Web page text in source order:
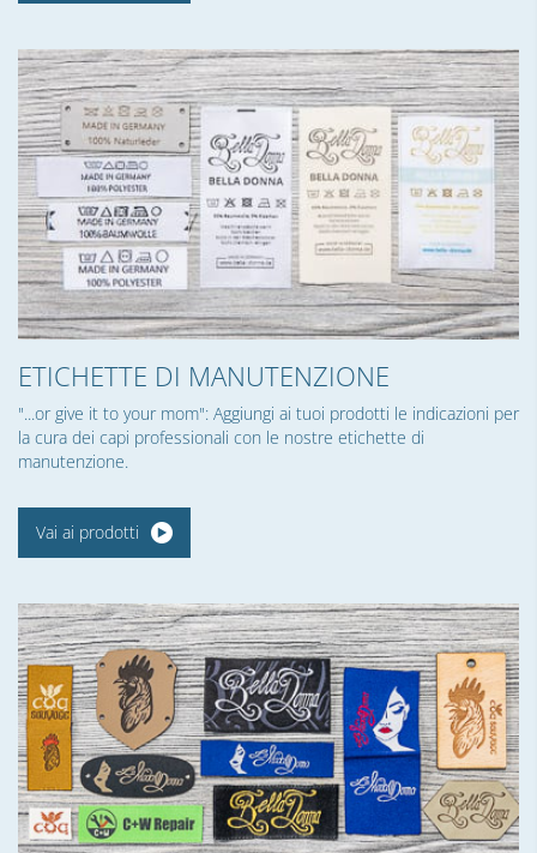
ETICHETTE DI MANUTENZIONE
"...or give it to your mom": Aggiungi ai tuoi prodotti le indicazioni per
la cura dei capi professionali con le nostre etichette di
manutenzione.
Vai ai prodotti